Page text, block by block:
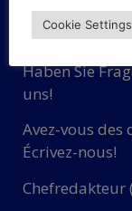
KONTAKT
Haben Sie
uns!
Avez-vous des
Écrivez-nous!
Chefredakteur
Cookie Settings